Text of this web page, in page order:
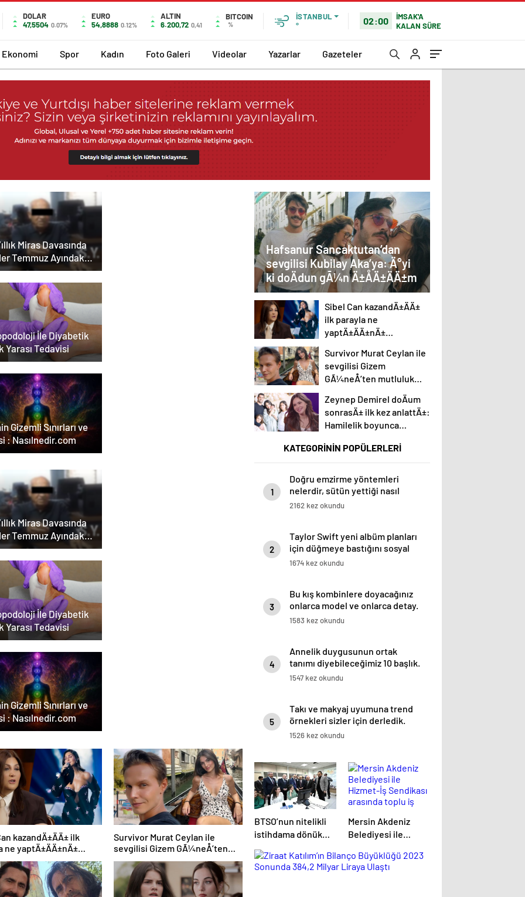
DOLAR
47,5504 0.07%
EURO
54,8888 0.12%
ALTIN
6.200,72 0,41
BITCOIN
%
İSTANBUL
°
02:00
İMSAK'A
KALAN SÜRE
Ekonomi Spor Kadın Foto Galeri Videolar Yazarlar Gazeteler
Miras Davasında
Temmuz Ayındaki
Duruşmasına
İle Diyabetik
Yarası Tedavisi
Gizemli Sınırları ve
: Nasılnedir.com
Miras Davasında
Temmuz Ayındaki
Duruşmasına
İle Diyabetik
Yarası Tedavisi
Gizemli Sınırları ve
: Nasılnedir.com
kazandÄ±ÄÄ± ilk
ne yaptÄ±ÄÄ±nÄ±
Survivor Murat Ceylan ile
sevgilisi Gizem GÃ¼neÅ’ten
mutluluk pozu
Hafsanur Sancaktutan’dan
sevgilisi Kubilay Aka’ya: Ä°yi
ki doÄdun gÃ¼n Ä±ÅÄ±ÄÄ±m
Sibel Can kazandÄ±ÄÄ±
ilk parayla ne
yaptÄ±ÄÄ±nÄ±
Survivor Murat Ceylan ile
sevgilisi Gizem
GÃ¼neÅ’ten mutluluk
Zeynep Demirel doÄum
sonrasÄ± ilk kez anlattÄ±:
Hamilelik boyunca
uÄraÅtÄ±m
KATEGORİNİN POPÜLERLERİ
1
Doğru emzirme yöntemleri
nelerdir, sütün yettiği nasıl
anlaşılır?
2162 kez okundu
2
Taylor Swift yeni albüm planları
için düğmeye bastığını sosyal
medyadan duyurdu!
1674 kez okundu
3
Bu kış kombinlere doyacağınız
onlarca model ve onlarca detay.
1583 kez okundu
4
Annelik duygusunun ortak
tanımı diyebileceğimiz 10 başlık.
1547 kez okundu
5
Takı ve makyaj uyumuna trend
örnekleri sizler için derledik.
1526 kez okundu
BTSO’nun nitelikli
istihdama dönük
Işıkhan’dan tam not
aldı
Mersin Akdeniz
Belediyesi ile
arasında toplu iş
sözleşmesi